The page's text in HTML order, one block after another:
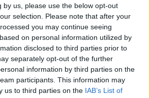
by us, please use the below opt-out
selection. Please note that after your
you may continue seeing
on personal information utilized by
disclosed to third parties prior to
separately opt-out of the further
information by third parties on the
participants. This information may
us to third parties on the IAB’s List of
así cualquier posible
Y SUELOS
LA AMENAZA
vertedero de neumáticos no